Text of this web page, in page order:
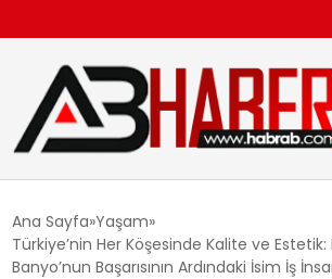
EKONOMI
Ana Sayfa Yaşam
Türkiye’nin Her Köşesinde Kalite ve
Banyo’nun Başarısının Ardındaki İsim İş